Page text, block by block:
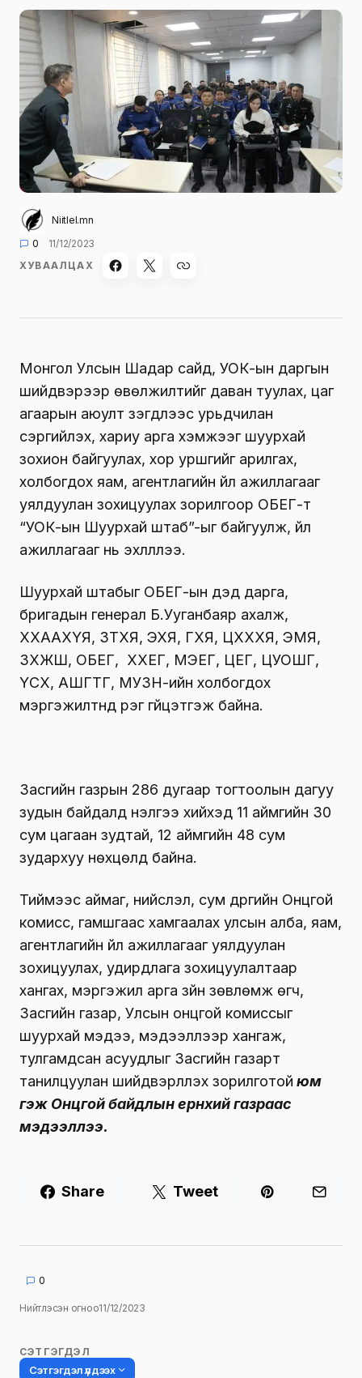
Niitlel.mn
0
11/12/2023
ХУВААЛЦАХ
Монгол Улсын Шадар сайд, УОК-ын даргын
шийдвэрээр өвөлжилтийг даван туулах, цаг
агаарын аюулт үзэгдлээс урьдчилан
сэргийлэх, хариу арга хэмжээг шуурхай
зохион байгуулах, хор уршгийг арилгах,
холбогдох яам, агентлагийн үйл ажиллагааг
уялдуулан зохицуулах зорилгоор ОБЕГ-т
“УОК-ын Шуурхай штаб”-ыг байгуулж, үйл
ажиллагааг нь эхлүүллээ.
Шуурхай штабыг ОБЕГ-ын дэд дарга,
бригадын генерал Б.Ууганбаяр ахалж,
ХХААХҮЯ, ЗТХЯ, ЭХЯ, ГХЯ, ЦХХХЯ, ЭМЯ,
ЗХЖШ, ОБЕГ, ХХЕГ, МЭЕГ, ЦЕГ, ЦУОШГ,
ҮСХ, АШГТГ, МУЗН-ийн холбогдох
мэргэжилтнүүд үүрэг гүйцэтгэж байна.
Засгийн газрын 286 дугаар тогтоолын дагуу
зудын байдалд үнэлгээ хийхэд 11 аймгийн 30
сум цагаан зудтай, 12 аймгийн 48 сум
зудархуу нөхцөлд байна.
Тиймээс аймаг, нийслэл, сум дүүргийн Онцгой
комисс, гамшгаас хамгаалах улсын алба, яам,
агентлагийн үйл ажиллагааг уялдуулан
зохицуулах, удирдлага зохицуулалтаар
хангах, мэргэжил арга зүйн зөвлөмж өгч,
Засгийн газар, Улсын онцгой комиссыг
шуурхай мэдээ, мэдээллээр хангаж,
тулгамдсан асуудлыг Засгийн газарт
танилцуулан шийдвэрлүүлэх зорилготой юм
гэж Онцгой байдлын ерөнхий газраас
мэдээллээ.
Share Tweet
0
Нийтлэсэн огноо11/12/2023
СЭТГЭГДЭЛ
Сэтгэгдэл үлдээх